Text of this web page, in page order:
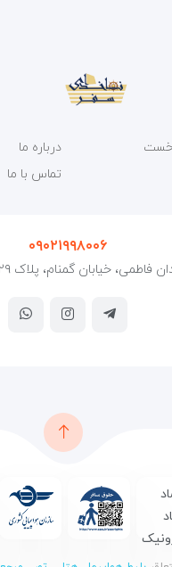
درباره ما
تماس با ما
۰۹۰۲۱۹۹۸۰۰۶
فاطمی، خیابان گمنام، پلاک ۲۹